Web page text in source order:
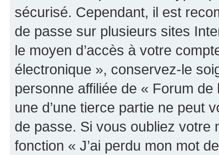
sécurisé. Cependant, il est
de passe sur plusieurs sites
le moyen d’accès à votre
électronique », conservez-le
personne affiliée de « Forum
une d’une tierce partie ne peut
de passe. Si vous oubliez votre
fonction « J’ai perdu mon mot